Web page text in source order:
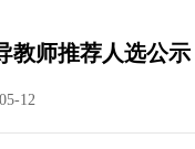
教师推荐人选公示
12